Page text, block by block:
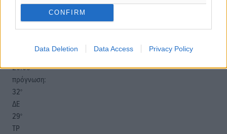
CONFIRM
Data Deletion Data Access Privacy Policy
%
km/h
Β
20:05
πρόγνωση:
32°
ΔΕ
29°
ΤΡ